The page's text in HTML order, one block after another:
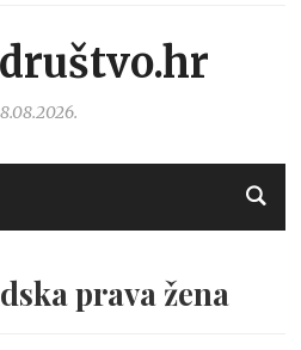
prava žena